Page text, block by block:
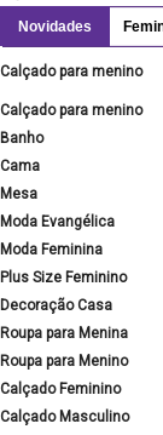
Novidades
Calçado para menino
Calçado para menino
Banho
Cama
Mesa
Moda Evangélica
Moda Feminina
Plus Size Feminino
Decoração Casa
Roupa para Menina
Roupa para Menino
Calçado Feminino
Calçado Masculino